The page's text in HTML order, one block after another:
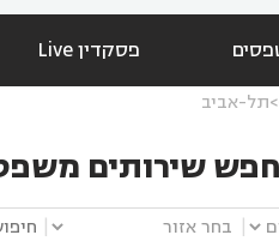
פסקדין Live
תל-אביב
חפש שירותים